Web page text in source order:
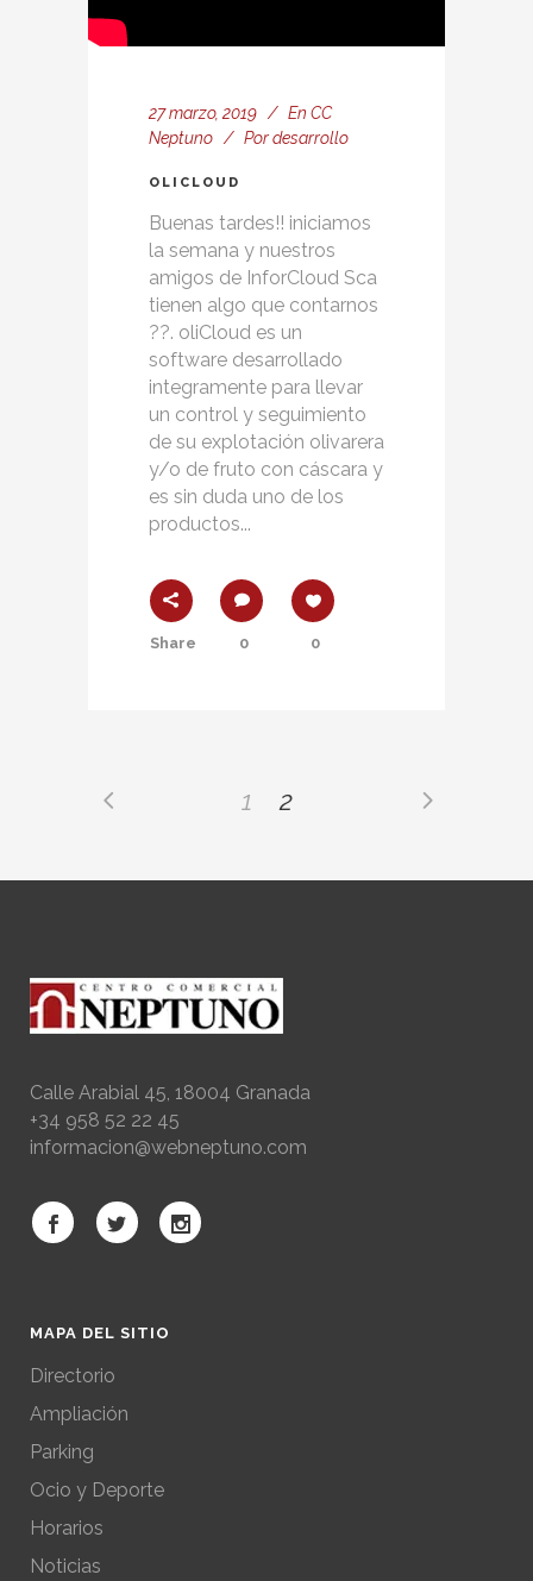
27 marzo, 2019 En CC
Neptuno
Pordesarrollo
OLICLOUD
Buenas tardes!! iniciamos
la semana y nuestros
amigos de InforCloud Sca
tienen algo que contarnos
??. oliCloud es un
software desarrollado
integramente para llevar
un control y seguimiento
de su explotación olivarera
y/o de fruto con cáscara y
es sin duda uno de los
productos...
Share 0 0
1 2
Calle Arabial 45, 18004 Granada
+34 958 52 22 45
informacion@webneptuno.com
MAPA DEL SITIO
Directorio
Ampliación
Parking
Ocio y Deporte
Horarios
Noticias